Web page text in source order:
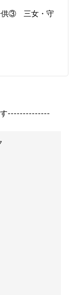
供③ 三女・守
す--------------